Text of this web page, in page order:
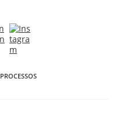
PROCESSOS